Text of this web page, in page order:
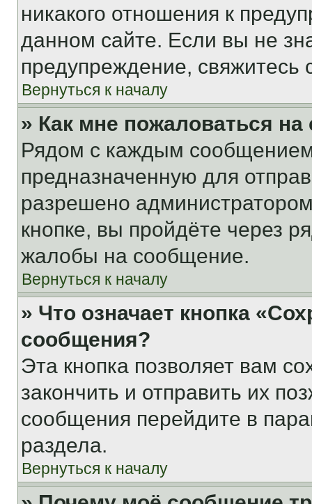
никакого отношения к
данном сайте. Если вы не
предупреждение,
Вернуться к началу
» Как мне пожаловаться
Рядом с каждым сообщением
предназначенную для
разрешено
кнопке, вы пройдёте через
жалобы на сообщение.
Вернуться к началу
» Что означает кнопка
сообщения?
Эта кнопка позволяет вам
закончить и отправить их
сообщения перейдите в
раздела.
Вернуться к началу